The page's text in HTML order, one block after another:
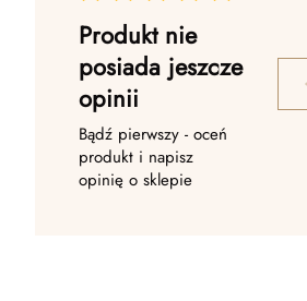
Produkt nie
posiada jeszcze
opinii
Bądź pierwszy - oceń
produkt i napisz
opinię o sklepie